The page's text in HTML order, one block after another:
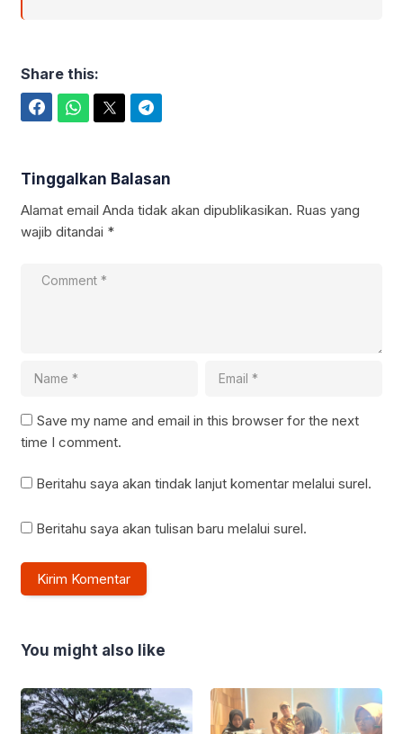
Share this:
Tinggalkan Balasan
Alamat email Anda tidak akan dipublikasikan. Ruas yang
wajib ditandai *
Save my name and email in this browser for the next
time I comment.
Beritahu saya akan tindak lanjut komentar melalui surel.
Beritahu saya akan tulisan baru melalui surel.
You might also like